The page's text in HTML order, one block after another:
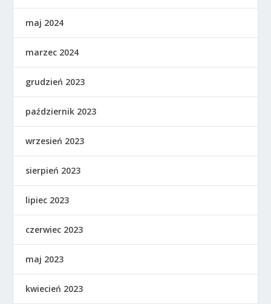
maj 2024
marzec 2024
grudzień 2023
październik 2023
wrzesień 2023
sierpień 2023
lipiec 2023
czerwiec 2023
maj 2023
kwiecień 2023